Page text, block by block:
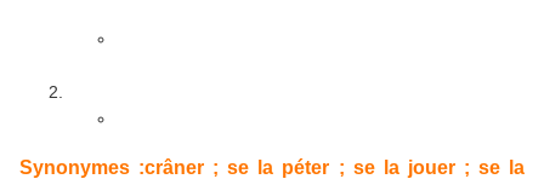
Synonymes :crâner ; se la péter ; se la jouer ; se la